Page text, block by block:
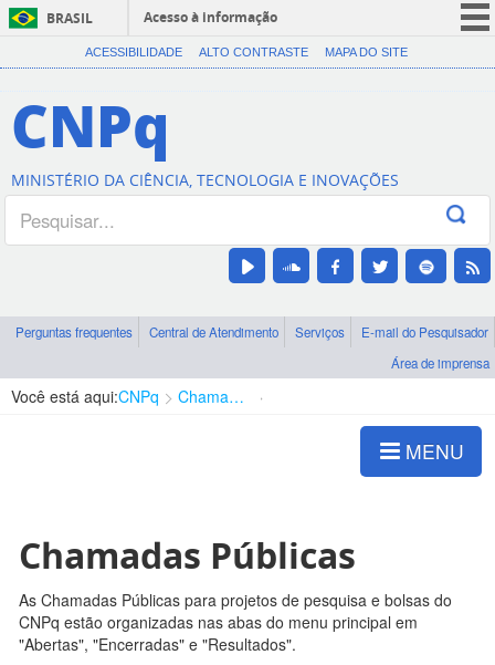
BRASIL
Acesso à informação
CORONAVÍRUS (COVID-19)
Canais
ACESSIBILIDADE ALTO CONTRASTE MAPA DO SITE
CNPq
MINISTÉRIO DA CIÊNCIA, TECNOLOGIA E INOVAÇÕES
Perguntas frequentes Central de Atendimento Serviços
E-mail do Pesquisador
Área de imprensa
Você está aqui:CNPq Chamadas
MENU
Chamadas Públicas
As Chamadas Públicas para projetos de pesquisa e bolsas do
CNPq estão organizadas nas abas do menu principal em
"Abertas", "Encerradas" e "Resultados".